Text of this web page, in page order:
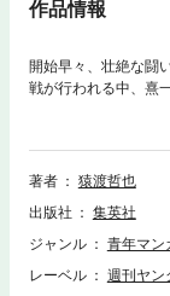
作品情報
開始早々、壮絶な闘
戦が行われる中、熹
を突き止めるため、
たバトル･キングは
を見せつけた。そし
著者
猿渡哲也
出版社
集英社
ジャンル
青年マン
レーベル
週刊ヤン